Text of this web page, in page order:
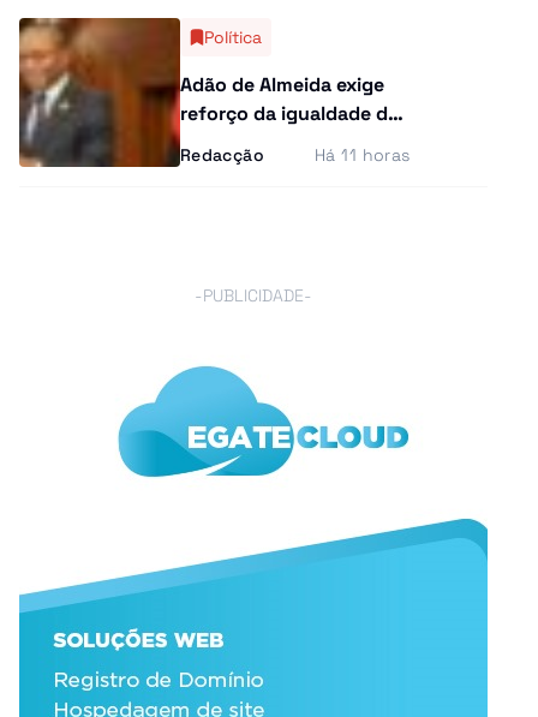
Política
Adão de Almeida exige
reforço da igualdade de
género e lança alerta
contra violência e
Redacção Há 11 horas
-PUBLICIDADE-